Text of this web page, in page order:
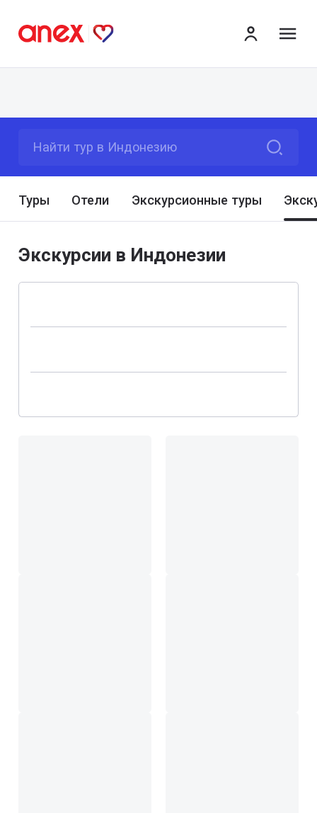
Найти тур в Индонезию
Туры Отели Экскурсионные туры
Экскурсии в Индонезии